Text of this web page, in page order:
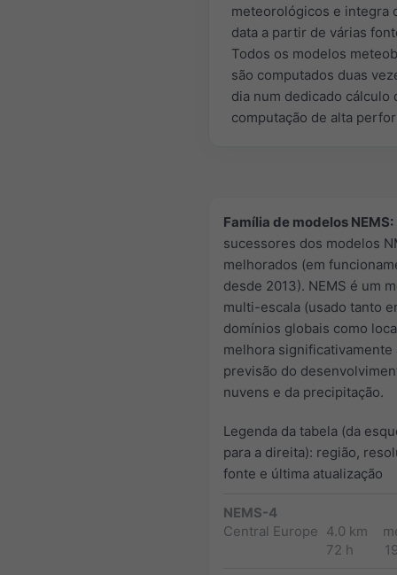
meteorológicos e integra
data a partir de várias
Todos os modelos
são computados duas
dia num dedicado cálculo
computação de alta
Família de modelos NEMS:
sucessores dos modelos
melhorados (em
desde 2013). NEMS é um
multi-escala (usado tanto
domínios globais como
melhora significativamente
previsão do
nuvens e da precipitação.
Legenda da tabela (da
para a direita): região,
fonte e última atualização
NEMS-4
Central Europe 4.0 km
72 h